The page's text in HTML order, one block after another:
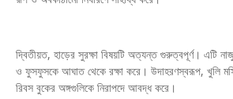
দ্বিতীয়ত, হাড়ের সুরক্ষা বিষয়টি অত্যন্ত গুরুত্বপূর্ণ। এটি
ও ফুসফুসকে আঘাত থেকে রক্ষা করে। উদাহরণস্বরূপ, খুলি
রিবস বুকের অঙ্গগুলিকে নিরাপদে আবদ্ধ করে।